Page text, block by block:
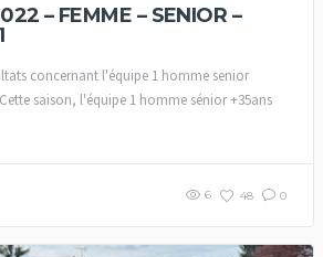
– FEMME – SENIOR –
concernant l'équipe 1 homme senior
saison, l'équipe 1 homme sénior +35ans
6 48 0